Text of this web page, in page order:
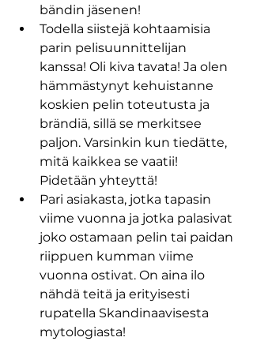
bändin jäsenen!
Todella siistejä kohtaamisia
parin pelisuunnittelijan
kanssa! Oli kiva tavata! Ja olen
hämmästynyt kehuistanne
koskien pelin toteutusta ja
brändiä, sillä se merkitsee
paljon. Varsinkin kun tiedätte,
mitä kaikkea se vaatii!
Pidetään yhteyttä!
Pari asiakasta, jotka tapasin
viime vuonna ja jotka palasivat
joko ostamaan pelin tai paidan
riippuen kumman viime
vuonna ostivat. On aina ilo
nähdä teitä ja erityisesti
rupatella Skandinaavisesta
mytologiasta!